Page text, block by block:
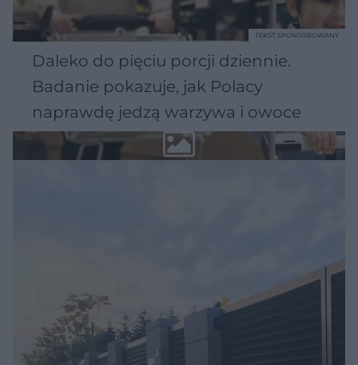
Daleko do pięciu porcji dziennie.
Badanie pokazuje, jak Polacy
naprawdę jedzą warzywa i owoce
TEKST SPONSOROWANY